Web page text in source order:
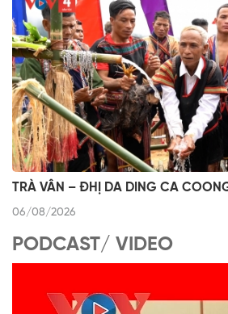
TRÀ VÂN – ĐHỊ DA DING CA
06/08/2026
PODCAST/ VIDEO